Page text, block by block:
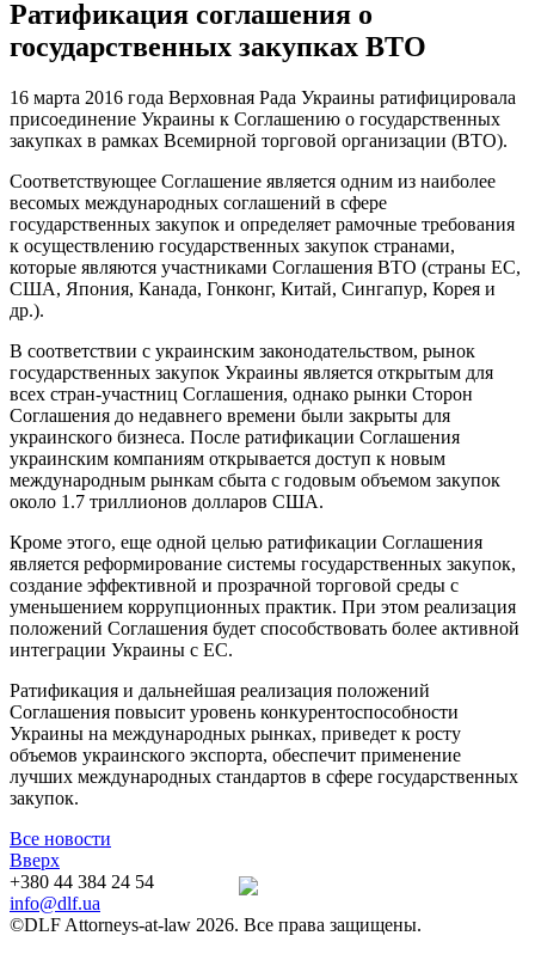
Ратификация соглашения о
государственных закупках ВТО
16 марта 2016 года Верховная Рада Украины ратифицировала
присоединение Украины к Соглашению о государственных
закупках в рамках Всемирной торговой организации (ВТО).
Соответствующее Соглашение является одним из наиболее
весомых международных соглашений в сфере
государственных закупок и определяет рамочные требования
к осуществлению государственных закупок странами,
которые являются участниками Соглашения ВТО (страны ЕС,
США, Япония, Канада, Гонконг, Китай, Сингапур, Корея и
др.).
В соответствии с украинским законодательством, рынок
государственных закупок Украины является открытым для
всех стран-участниц Соглашения, однако рынки Сторон
Соглашения до недавнего времени были закрыты для
украинского бизнеса. После ратификации Соглашения
украинским компаниям открывается доступ к новым
международным рынкам сбыта с годовым объемом закупок
около 1.7 триллионов долларов США.
Кроме этого, еще одной целью ратификации Соглашения
является реформирование системы государственных закупок,
создание эффективной и прозрачной торговой среды с
уменьшением коррупционных практик. При этом реализация
положений Соглашения будет способствовать более активной
интеграции Украины с ЕС.
Ратификация и дальнейшая реализация положений
Соглашения повысит уровень конкурентоспособности
Украины на международных рынках, приведет к росту
объемов украинского экспорта, обеспечит применение
лучших международных стандартов в сфере государственных
закупок.
Все новости
Вверх
+380 44 384 24 54
info@dlf.ua
©DLF Attorneys-at-law 2026. Все права защищены.